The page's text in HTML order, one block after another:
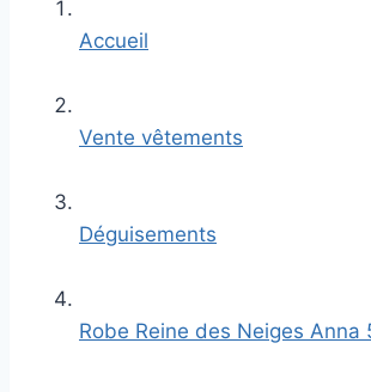
Accueil
Vente vêtements
Déguisements
Robe Reine des Neiges Anna